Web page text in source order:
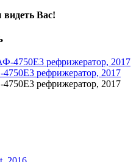
Вас!
рефрижератор, 2017
рефрижератор, 2017